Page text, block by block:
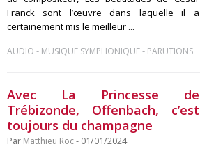
Franck sont l’œuvre dans laquelle il a
certainement mis le meilleur ...
AUDIO - MUSIQUE SYMPHONIQUE- PARUTIONS
Avec La Princesse de
Trébizonde, Offenbach, c’est
toujours du champagne
Par Matthieu Roc- 01/01/2024